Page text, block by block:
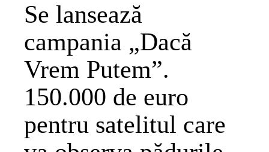
Se lansează
campania „Dacă
Vrem Putem”.
150.000 de euro
pentru satelitul care